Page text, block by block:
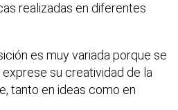
realizadas en diferentes
es muy variada porque se
su creatividad de la
tanto en ideas como en